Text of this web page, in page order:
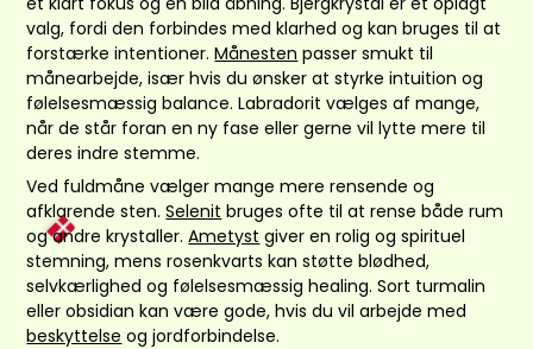
valg, fordi den forbindes med klarhed og kan bruges til at
forstærke intentioner.Månesten passer smukt til
månearbejde, især hvis du ønsker at styrke intuition og
følelsesmæssig balance. Labradorit vælges af mange,
når de står foran en ny fase eller gerne vil lytte mere til
deres indre stemme.
Ved fuldmåne vælger mange mere rensende og
afklarende sten.Selenit bruges ofte til at rense både rum
og andre krystaller.Ametyst giver en rolig og spirituel
stemning, mens rosenkvarts kan støtte blødhed,
selvkærlighed og følelsesmæssig healing. Sort turmalin
eller obsidian kan være gode, hvis du vil arbejde med
beskyttelse og jordforbindelse.